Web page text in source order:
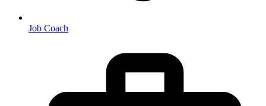
Job Coach